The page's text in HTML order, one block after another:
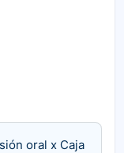
oral x Caja